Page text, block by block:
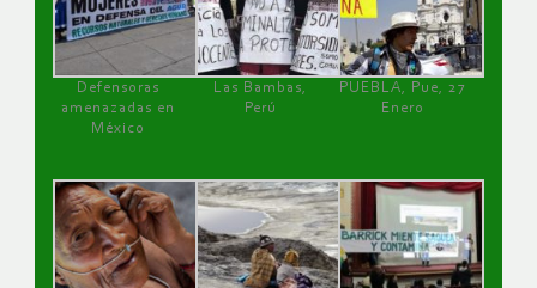
Defensoras
amenazadas en
México
Las Bambas,
Perú
PUEBLA, Pue, 27
Enero